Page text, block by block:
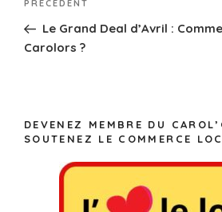
PRÉCÉDENT
Le Grand Deal d’Avril :
Carolors ?
DEVENEZ MEMBRE DU
SOUTENEZ LE COMMERCE